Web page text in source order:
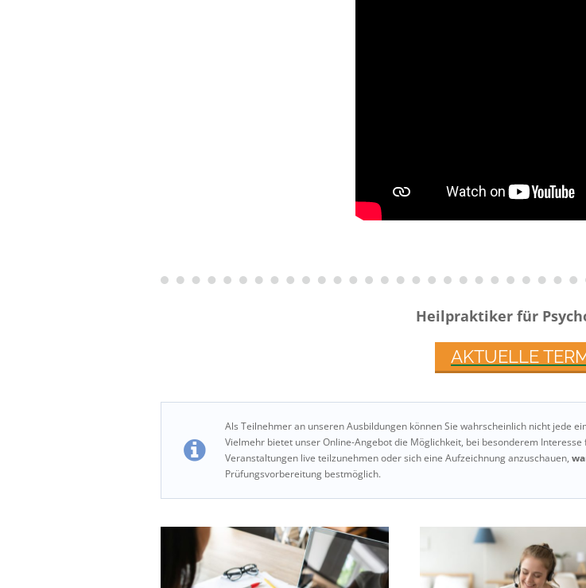
Heilpraktiker für
AKTUELLE
Als Teilnehmer an unseren Ausbildungen können Sie wahrscheinlich nicht jede
Vielmehr bietet unser Online-Angebot die Möglichkeit, bei besonderem
Veranstaltungen live teilzunehmen oder sich eine Aufzeichnung anzuschauen,
Prüfungsvorbereitung bestmöglich.